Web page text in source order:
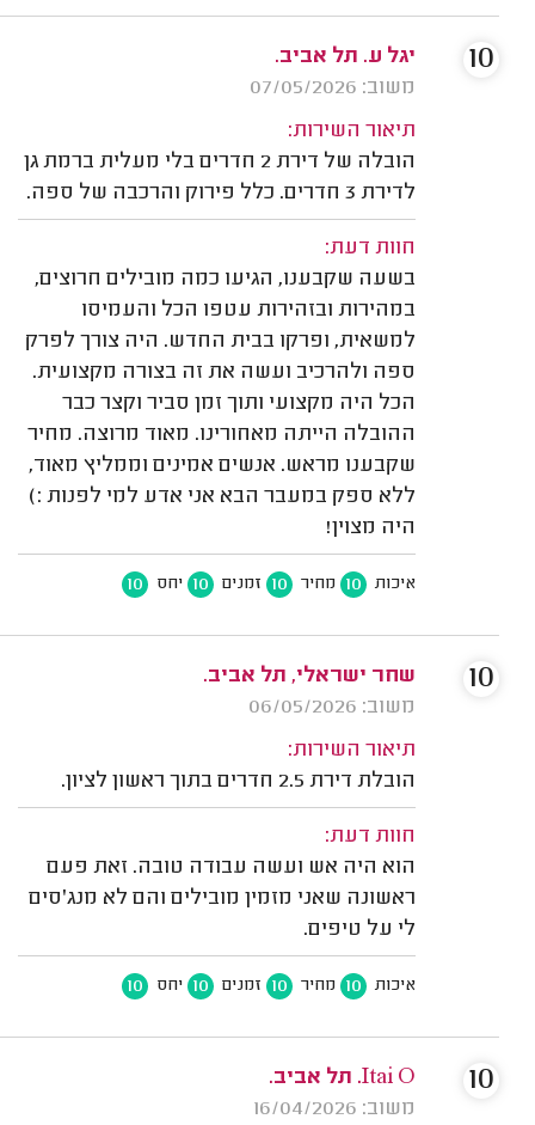
יגל ע. תל אביב.
משוב: 07/05/2026
תיאור השירות:
הובלה של דירת 2 חדרים בלי מעלית ברמת גן
לדירת 3 חדרים. כלל פירוק והרכבה של ספה.
חוות דעת:
בשעה שקבענו, הגיעו כמה מובילים חרוצים,
במהירות ובזהירות עטפו הכל והעמיסו
למשאית, ופרקו בבית החדש. היה צורך לפרק
ספה ולהרכיב ועשה את זה בצורה מקצועית.
הכל היה מקצועי ותוך זמן סביר וקצר כבר
ההובלה הייתה מאחורינו. מאוד מרוצה. מחיר
שקבענו מראש. אנשים אמינים וממליץ מאוד,
ללא ספק במעבר הבא אני אדע למי לפנות :)
היה מצוין!
איכות 10 מחיר 10 זמנים 10 יחס 10
10
שחר ישראלי, תל אביב.
משוב: 06/05/2026
תיאור השירות:
הובלת דירת 2.5 חדרים בתוך ראשון לציון.
חוות דעת:
הוא היה אש ועשה עבודה טובה. זאת פעם
ראשונה שאני מזמין מובילים והם לא מנג'סים
לי על טיפים.
איכות 10 מחיר 10 זמנים 10 יחס 10
10
Itai O. תל אביב.
משוב: 16/04/2026
10